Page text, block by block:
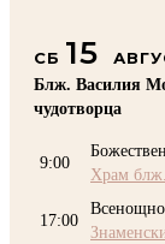
СБ 15
Блж. Василия
чудотворца
9:00
Храм
17:00